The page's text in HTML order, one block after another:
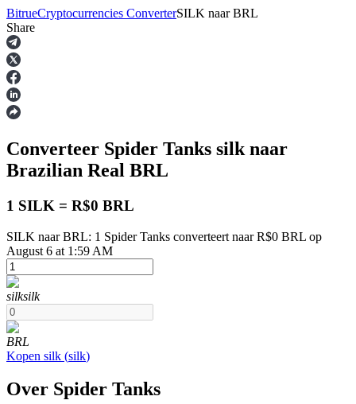
Termijncontracten
USDT-futures
BitrueCryptocurrencies ConverterSILK naar BRL
Share
Converteer Spider Tanks silk naar
Brazilian Real BRL
1 SILK = R$0 BRL
SILK naar BRL: 1 Spider Tanks converteert naar R$0 BRL op
August 6 at 1:59 AM
silksilk
BRL
Kopen silk (silk)
Over Spider Tanks